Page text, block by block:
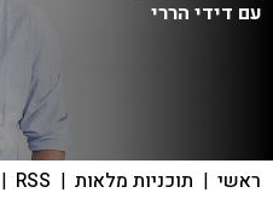
עם דידי הררי
ראשי | תוכניות מלאות |
RSS
|